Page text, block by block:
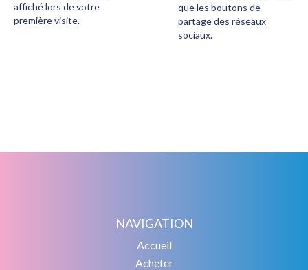
affiché lors de votre
première visite.
que les boutons de
partage des réseaux
sociaux.
NAVIGATION
Accueil
Acheter